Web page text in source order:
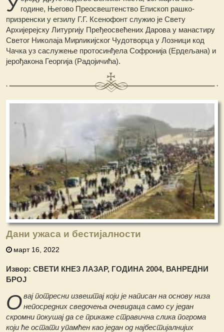
године, Његово Преосвештенство Епископ рашко-
призренски у егзилу Г.Г. Ксенофонт служио је Свету
Архијерејску Литургију Пређеосвећених Дарова у манастиру
Светог Николаја Мирликијског Чудотворца у Лозници код
Чачка уз саслужење протосинђела Софронија (Ердељана) и
јерођакона Георгија (Радојичића).
Дани ужаса и бестијалности
март 16, 2022
Извор: СВЕТИ КНЕЗ ЛАЗАР, ГОДИНА 2004, ВАНРЕДНИ
БРОЈ
Овај потресни извештај који је написан на основу низа
непосредних сведочења очевидаца само су један
скромни покушај да се прикаже стравична слика погрома
који ће остати упамћен као један од најбестијалнијих